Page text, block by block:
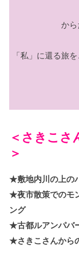
から
「私」に還る旅
＜さきこさ
＞
★敷地内川の上の
★夜市散策でのモ
ング
★古都ルアンパバ
★さきこさんから